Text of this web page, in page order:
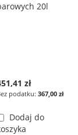
20l
zł
367,00 zł
Dodaj do